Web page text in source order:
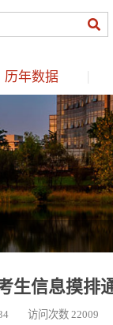
历年数据
生信息摸排
访问次数 22009